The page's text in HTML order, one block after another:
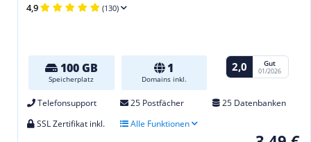
4,9 (130)
100 GB
Speicherplatz
1
Domains inkl.
2,0 Gut
01/2026
Telefonsupport 25 Postfächer
25 Datenbanken
SSL Zertifikat inkl.
Alle Funktionen